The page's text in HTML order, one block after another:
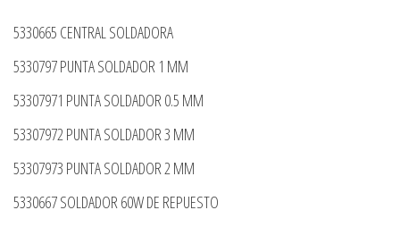
5330665 CENTRAL SOLDADORA
5330797 PUNTA SOLDADOR 1 MM
53307971 PUNTA SOLDADOR 0.5 MM
53307972 PUNTA SOLDADOR 3 MM
53307973 PUNTA SOLDADOR 2 MM
5330667 SOLDADOR 60W DE REPUESTO